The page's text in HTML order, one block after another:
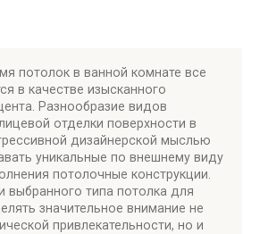
потолок в ванной комнате все
в качестве изысканного
Разнообразие видов
отделки поверхности в
дизайнерской мыслью
уникальные по внешнему виду
потолочные конструкции.
выбранного типа потолка для
значительное внимание не
привлекательности, но и